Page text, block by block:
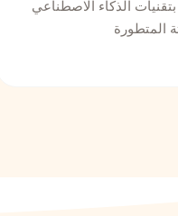
الذكاء الاصطناعي
المتطورة